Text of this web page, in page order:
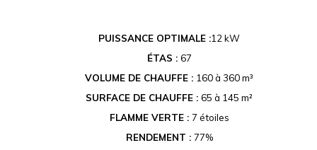
PUISSANCE OPTIMALE :12 kW
ÉTAS : 67
VOLUME DE CHAUFFE : 160 à 360 m³
SURFACE DE CHAUFFE : 65 à 145 m²
FLAMME VERTE : 7 étoiles
RENDEMENT : 77%